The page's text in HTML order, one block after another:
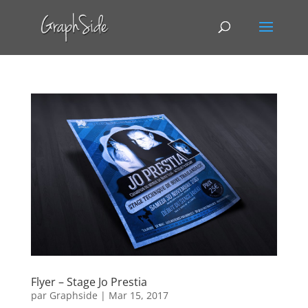
Flyer – Stage Jo Prestia
par Graphside | Mar 15, 2017